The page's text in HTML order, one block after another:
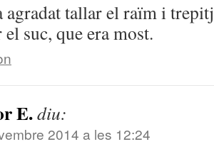
agradat tallar el raïm i
el suc, que era most.
E.diu:
2014 a les 12:24